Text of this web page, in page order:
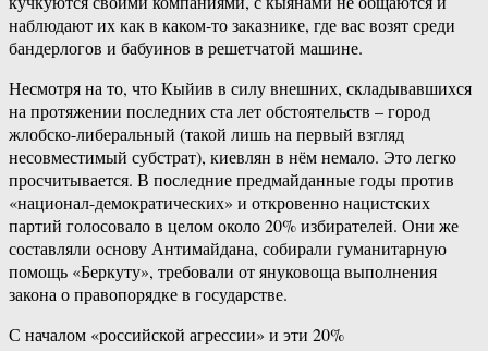
наблюдают их как в каком-то заказнике, где вас возят среди
бандерлогов и бабуинов в решетчатой машине.
Несмотря на то, что Кыйив в силу внешних, складывавшихся
на протяжении последних ста лет обстоятельств – город
жлобско-либеральный (такой лишь на первый взгляд
несовместимый субстрат), киевлян в нём немало. Это легко
просчитывается. В последние предмайданные годы против
«национал-демократических» и откровенно нацистских
партий голосовало в целом около 20% избирателей. Они же
составляли основу Антимайдана, собирали гуманитарную
помощь «Беркуту», требовали от януковоща выполнения
закона о правопорядке в государстве.
С началом «российской агрессии» и эти 20%